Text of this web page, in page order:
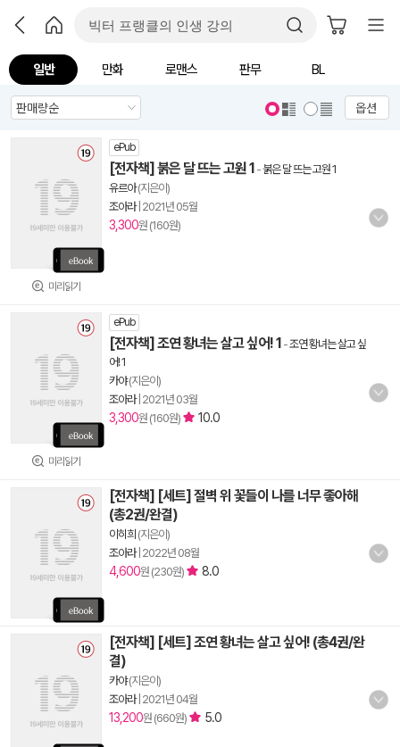
일반 만화 로맨스 판무 BL
옵션
미리읽기
ePub
[전자책] 붉은 달 뜨는 고원 1 -붉은 달 뜨는 고원 1
유르아(지은이)
조아라| 2021년 05월
3,300원 (160원)
미리읽기
ePub
[전자책] 조연 황녀는 살고 싶어! 1 -조연 황녀는 살고 싶
어! 1
카야(지은이)
조아라| 2021년 03월
3,300원 (160원) 10.0
[전자책] [세트] 절벽 위 꽃들이 나를 너무 좋아해
(총2권/완결)
이히희 (지은이)
조아라| 2022년 08월
4,600원 (230원) 8.0
[전자책] [세트] 조연 황녀는 살고 싶어! (총4권/완
결)
카야(지은이)
조아라| 2021년 04월
13,200원 (660원) 5.0